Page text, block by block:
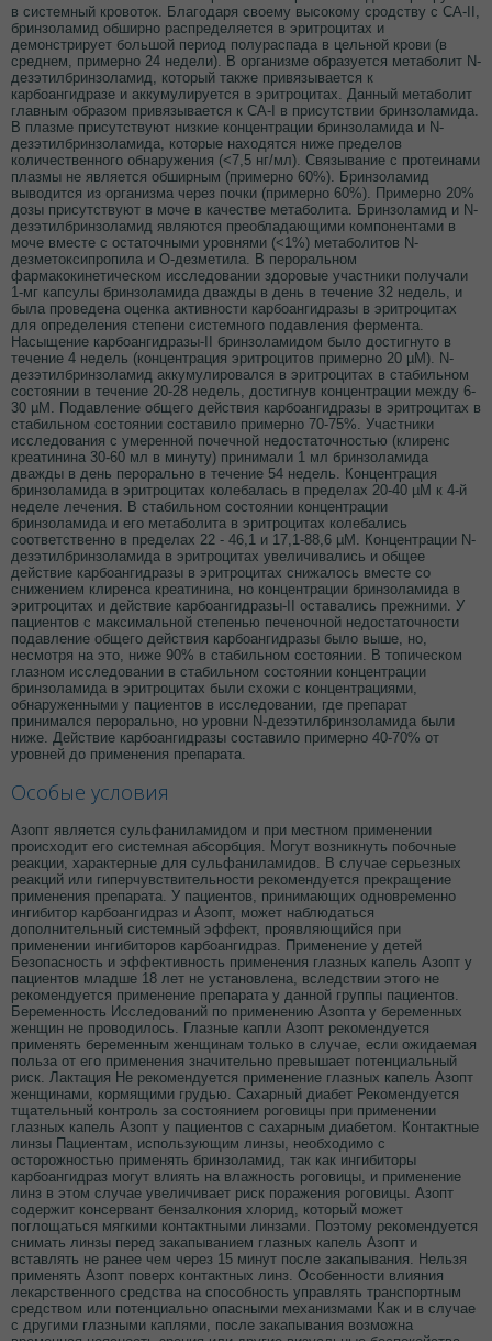
в системный кровоток. Благодаря своему высокому сродству с CA-II,
бринзоламид обширно распределяется в эритроцитах и
демонстрирует большой период полураспада в цельной крови (в
среднем, примерно 24 недели). В организме образуется метаболит N-
дезэтилбринзоламид, который также привязывается к
карбоангидразе и аккумулируется в эритроцитах. Данный метаболит
главным образом привязывается к CA-I в присутствии бринзоламида.
В плазме присутствуют низкие концентрации бринзоламида и N-
дезэтилбринзоламида, которые находятся ниже пределов
количественного обнаружения (<7,5 нг/мл). Связывание с протеинами
плазмы не является обширным (примерно 60%). Бринзоламид
выводится из организма через почки (примерно 60%). Примерно 20%
дозы присутствуют в моче в качестве метаболита. Бринзоламид и N-
дезэтилбринзоламид являются преобладающими компонентами в
моче вместе с остаточными уровнями (<1%) метаболитов N-
дезметоксипропила и О-дезметила. В пероральном
фармакокинетическом исследовании здоровые участники получали
1-мг капсулы бринзоламида дважды в день в течение 32 недель, и
была проведена оценка активности карбоангидразы в эритроцитах
для определения степени системного подавления фермента.
Насыщение карбоангидразы-II бринзоламидом было достигнуто в
течение 4 недель (концентрация эритроцитов примерно 20 µМ). N-
дезэтилбринзоламид аккумулировался в эритроцитах в стабильном
состоянии в течение 20-28 недель, достигнув концентрации между 6-
30 µМ. Подавление общего действия карбоангидразы в эритроцитах в
стабильном состоянии составило примерно 70-75%. Участники
исследования с умеренной почечной недостаточностью (клиренс
креатинина 30-60 мл в минуту) принимали 1 мл бринзоламида
дважды в день перорально в течение 54 недель. Концентрация
бринзоламида в эритроцитах колебалась в пределах 20-40 µМ к 4-й
неделе лечения. В стабильном состоянии концентрации
бринзоламида и его метаболита в эритроцитах колебались
соответственно в пределах 22 - 46,1 и 17,1-88,6 µМ. Концентрации N-
дезэтилбринзоламида в эритроцитах увеличивались и общее
действие карбоангидразы в эритроцитах снижалось вместе со
снижением клиренса креатинина, но концентрации бринзоламида в
эритроцитах и действие карбоангидразы-II оставались прежними. У
пациентов с максимальной степенью печеночной недостаточности
подавление общего действия карбоангидразы было выше, но,
несмотря на это, ниже 90% в стабильном состоянии. В топическом
глазном исследовании в стабильном состоянии концентрации
бринзоламида в эритроцитах были схожи с концентрациями,
обнаруженными у пациентов в исследовании, где препарат
принимался перорально, но уровни N-дезэтилбринзоламида были
ниже. Действие карбоангидразы составило примерно 40-70% от
уровней до применения препарата.
Особые условия
Азопт является сульфаниламидом и при местном применении
происходит его системная абсорбция. Могут возникнуть побочные
реакции, характерные для сульфаниламидов. В случае серьезных
реакций или гиперчувствительности рекомендуется прекращение
применения препарата. У пациентов, принимающих одновременно
ингибитор карбоангидраз и Азопт, может наблюдаться
дополнительный системный эффект, проявляющийся при
применении ингибиторов карбоангидраз. Применение у детей
Безопасность и эффективность применения глазных капель Азопт у
пациентов младше 18 лет не установлена, вследствии этого не
рекомендуется применение препарата у данной группы пациентов.
Беременность Исследований по применению Азопта у беременных
женщин не проводилось. Глазные капли Азопт рекомендуется
применять беременным женщинам только в случае, если ожидаемая
польза от его применения значительно превышает потенциальный
риск. Лактация Не рекомендуется применение глазных капель Азопт
женщинами, кормящими грудью. Сахарный диабет Рекомендуется
тщательный контроль за состоянием роговицы при применении
глазных капель Азопт у пациентов с сахарным диабетом. Контактные
линзы Пациентам, использующим линзы, необходимо с
осторожностью применять бринзоламид, так как ингибиторы
карбоангидраз могут влиять на влажность роговицы, и применение
линз в этом случае увеличивает риск поражения роговицы. Азопт
содержит консервант бензалкония хлорид, который может
поглощаться мягкими контактными линзами. Поэтому рекомендуется
снимать линзы перед закапыванием глазных капель Азопт и
вставлять не ранее чем через 15 минут после закапывания. Нельзя
применять Азопт поверх контактных линз. Особенности влияния
лекарственного средства на способность управлять транспортным
средством или потенциально опасными механизмами Как и в случае
с другими глазными каплями, после закапывания возможна